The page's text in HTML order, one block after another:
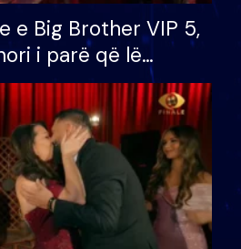
e Big Brother VIP 5,
i parë që lë
mundësinë për
e madh